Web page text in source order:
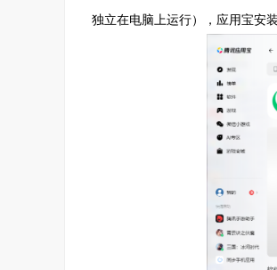
独立在电脑上运行），应用宝安